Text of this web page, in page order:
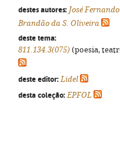
destes autores: José
Brandão da S. Oliveira
deste tema:
811.134.3(075) (poesia,
deste editor: Lidel
desta coleção: EPFOL